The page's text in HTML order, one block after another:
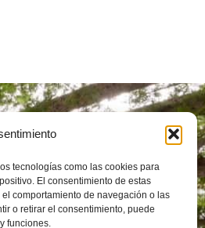
tecnologías como las cookies para
El consentimiento de estas
comportamiento de navegación o las
o retirar el consentimiento, puede
funciones.